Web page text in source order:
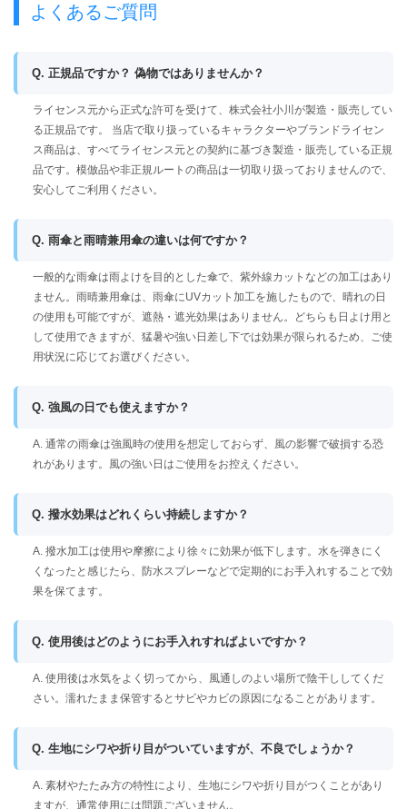
よくあるご質問
Q. 正規品ですか？ 偽物ではありませんか？
ライセンス元から正式な許可を受けて、株式会社小川が製造・販売してい
る正規品です。 当店で取り扱っているキャラクターやブランドライセン
ス商品は、すべてライセンス元との契約に基づき製造・販売している正規
品です。模倣品や非正規ルートの商品は一切取り扱っておりませんので、
安心してご利用ください。
Q. 雨傘と雨晴兼用傘の違いは何ですか？
一般的な雨傘は雨よけを目的とした傘で、紫外線カットなどの加工はあり
ません。雨晴兼用傘は、雨傘にUVカット加工を施したもので、晴れの日
の使用も可能ですが、遮熱・遮光効果はありません。どちらも日よけ用と
して使用できますが、猛暑や強い日差し下では効果が限られるため、ご使
用状況に応じてお選びください。
Q. 強風の日でも使えますか？
A. 通常の雨傘は強風時の使用を想定しておらず、風の影響で破損する恐
れがあります。風の強い日はご使用をお控えください。
Q. 撥水効果はどれくらい持続しますか？
A. 撥水加工は使用や摩擦により徐々に効果が低下します。水を弾きにく
くなったと感じたら、防水スプレーなどで定期的にお手入れすることで効
果を保てます。
Q. 使用後はどのようにお手入れすればよいですか？
A. 使用後は水気をよく切ってから、風通しのよい場所で陰干ししてくだ
さい。濡れたまま保管するとサビやカビの原因になることがあります。
Q. 生地にシワや折り目がついていますが、不良でしょうか？
A. 素材やたたみ方の特性により、生地にシワや折り目がつくことがあり
ますが、通常使用には問題ございません。